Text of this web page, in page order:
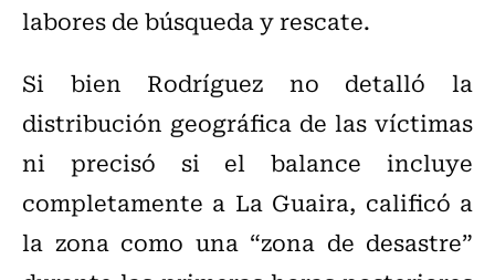
labores de búsqueda y rescate.
Si bien Rodríguez no detalló la
distribución geográfica de las víctimas
ni precisó si el balance incluye
completamente a La Guaira, calificó a
la zona como una “zona de desastre”